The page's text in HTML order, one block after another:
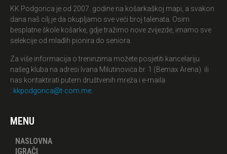
KK Podgorica je od 2007. godine na košarkaškoj mapi, a svakon
dana naš cilj je da okupljamo sve veći broj talenata. Osim
besplatne škole košarke, gdje tražimo nove zvijezde, imamo sve
selekcije od mlađih pionira do seniora.
Za više informacija o treninzima možete posjetiti kancelariju
našeg kluba na adresi Ivana Milutinovića br. 1 (Bemax Arena) ili
nas kontaktirati putem društvenih mreža i e-maila
: kkpodgorica@t-com.me
MENU
NASLOVNA
IGRAČI